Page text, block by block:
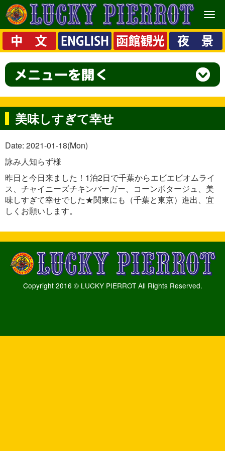
メ
ニ
ュ
ー
美味しすぎて幸せ
Date: 2021-01-18(Mon)
詠み人知らず様
昨日と今日来ました！1泊2日で千葉からエビエビオムライ
ス、チャイニーズチキンバーガー、コーンポタージュ、美
味しすぎて幸せでした★関東にも（千葉と東京）進出、宜
しくお願いします。
Copyright 2016 © LUCKY PIERROT All Rights Reserved.